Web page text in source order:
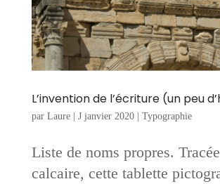
L’invention de l’écriture (un peu
par Laure| J janvier 2020| Typographie
Liste de noms propres.
calcaire, cette tablette